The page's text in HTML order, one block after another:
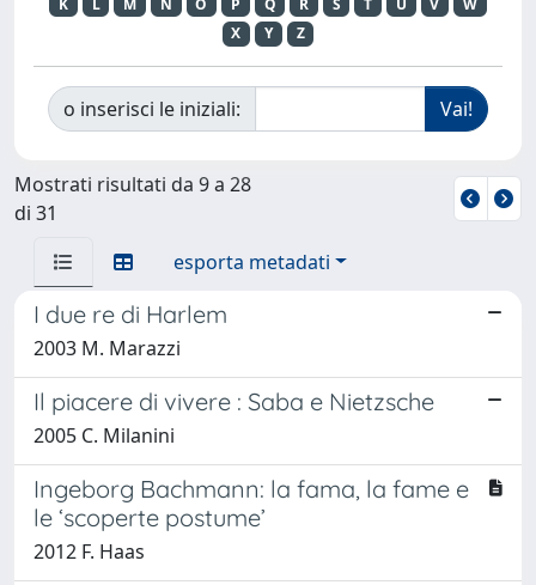
K
L M N O P Q R S T U V
W
X
Y Z
o inserisci le iniziali:
Mostrati risultati da 9 a 28
di 31
esporta metadati
I due re di Harlem
2003 M. Marazzi
Il piacere di vivere : Saba e Nietzsche
2005 C. Milanini
Ingeborg Bachmann: la fama, la fame e
le ‘scoperte postume’
2012 F. Haas